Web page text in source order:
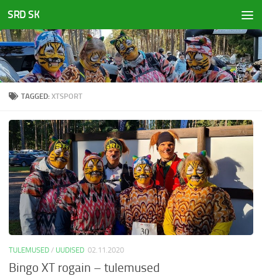
Skip to content
SRD SK
TAGGED:XTSPORT
TULEMUSED / UUDISED 02.11.2020
Bingo XT rogain – tulemused